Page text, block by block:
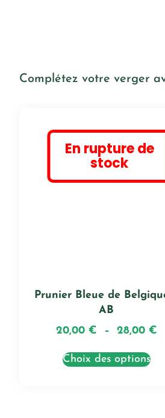
Complétez votre verger
En rupture de
stock
Prunier Bleue de
AB
20,00 € – 28,00 €
Choix des options